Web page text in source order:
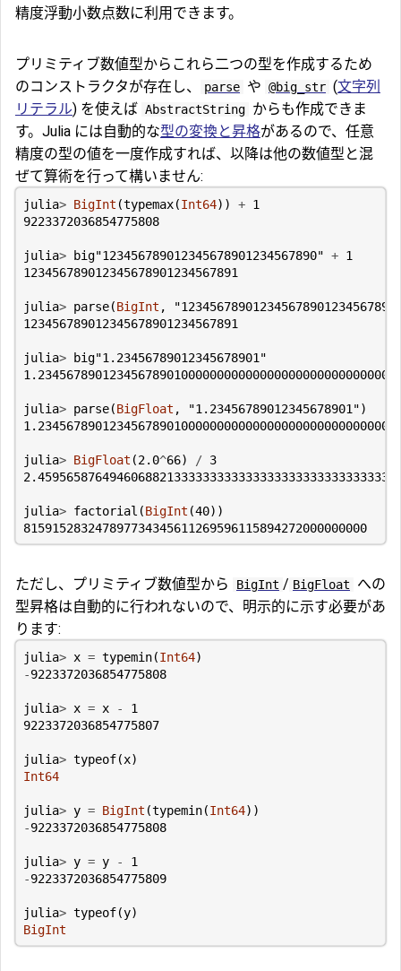
精度浮動小数点数に利用できます。
プリミティブ数値型からこれら二つの型を作成するため
のコンストラクタが存在し、
parse や @big_str (文字列
リテラル) を使えば AbstractString からも作成できま
す。Julia には自動的な型の変換と昇格があるので、任意
精度の型の値を一度作成すれば、以降は他の数値型と混
ぜて算術を行って構いません:
julia> BigInt (typemax(Int64)) + 1
9223372036854775808
julia> big"123456789012345678901234567890" + 1
123456789012345678901234567891
julia> parse(BigInt ,
123456789012345678901234567891
julia> big"1.23456789012345678901"
julia> parse(BigFloat , "1.23456789012345678901")
julia> BigFloat (2.0^66) / 3
julia> factorial (BigInt (40))
815915283247897734345611269596115894272000000000
ただし、プリミティブ数値型から BigInt / BigFloat
への
型昇格は自動的に行われないので、明示的に示す必要があ
ります:
julia> x = typemin(Int64)
-9223372036854775808
julia> x = x -
1
9223372036854775807
julia> typeof(x)
Int64
julia> y = BigInt (typemin(Int64))
-9223372036854775808
julia> y = y -
1
-9223372036854775809
julia> typeof(y)
BigInt